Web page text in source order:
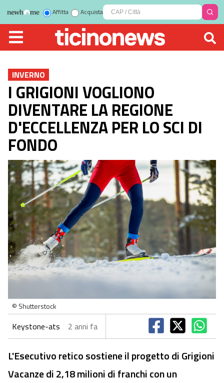
Affitta Acquista
INVERNO
I GRIGIONI VOGLIONO
DIVENTARE LA REGIONE
D'ECCELLENZA PER LO SCI DI
FONDO
© Shutterstock
Keystone-ats 2 anni fa
L'Esecutivo retico sostiene il progetto di Grigioni
Vacanze di 2,18 milioni di franchi con un